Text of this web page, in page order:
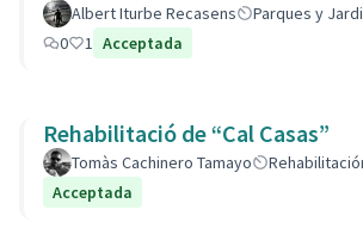
Albert Iturbe Recasens
Parques y
0
1 Acceptada
Rehabilitació de “Cal Casas”
Tomàs Cachinero Tamayo
Acceptada